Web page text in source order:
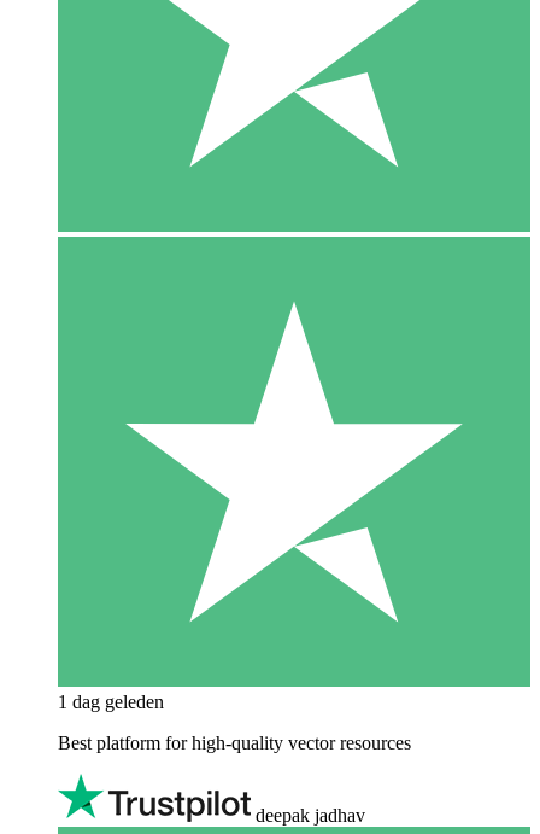
1 dag geleden
Best platform for high-quality vector resources
deepak jadhav